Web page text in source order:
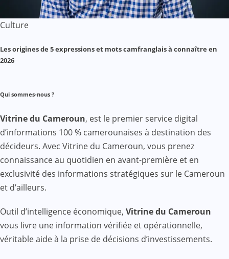
Culture
Les origines de 5 expressions et mots camfranglais à connaître en
2026
Qui sommes-nous ?
Vitrine du Cameroun, est le premier service digital
d’informations 100 % camerounaises à destination des
décideurs. Avec Vitrine du Cameroun, vous prenez
connaissance au quotidien en avant-première et en
exclusivité des informations stratégiques sur le Cameroun
et d’ailleurs.
Outil d’intelligence économique, Vitrine du Cameroun
vous livre une information vérifiée et opérationnelle,
véritable aide à la prise de décisions d’investissements.